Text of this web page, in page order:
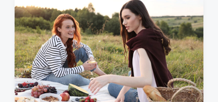
a
p
u
b
l
i
c
a
c
i
i
c
a
d
a
e
n